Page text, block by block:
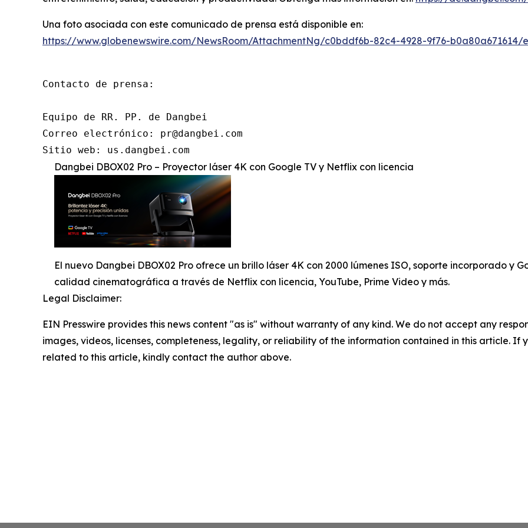
Una foto asociada con este comunicado de prensa está disponible en:
https://www.globenewswire.com/NewsRoom/AttachmentNg/c0bddf6b-82c4-4928-9f76-b0a80a671614/
Contacto de prensa:
Equipo de RR. PP. de Dangbei
Correo electrónico: pr@dangbei.com
Sitio web: us.dangbei.com
Dangbei DBOX02 Pro – Proyector láser 4K con Google TV y Netflix con licencia
El nuevo Dangbei DBOX02 Pro ofrece un brillo láser 4K con 2000 lúmenes ISO, soporte incorporado y
calidad cinematográfica a través de Netflix con licencia, YouTube, Prime Video y más.
Legal Disclaimer:
EIN Presswire provides this news content "as is" without warranty of any kind. We do not accept any
images, videos, licenses, completeness, legality, or reliability of the information contained in this article. If
related to this article, kindly contact the author above.